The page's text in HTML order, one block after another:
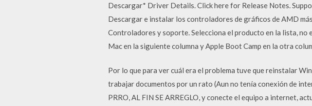
Descargar* Driver Details. Click here for Release Notes.
Descargar e instalar los controladores de gráficos de AMD
Controladores y soporte. Selecciona el producto en la lista, no
Mac en la siguiente columna y Apple Boot Camp en la otra
Por lo que para ver cuál era el problema tuve que reinstalar
trabajar documentos por un rato (Aun no tenía conexión de
PRRO, AL FIN SE ARREGLO, y conecte el equipo a internet,